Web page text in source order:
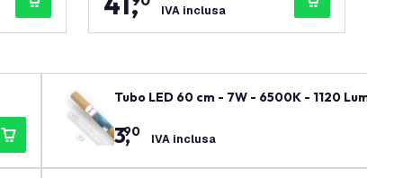
IVA inclusa
Tubo LED 60 cm - 7W - 6500K - 1120 Lumen
3,
90 IVA inclusa